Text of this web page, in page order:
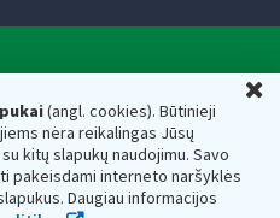
(angl. cookies). Būtinieji
nėra reikalingas Jūsų
kitų slapukų naudojimu. Savo
pakeisdami interneto naršyklės
Daugiau informacijos
kodas — 188659752,
Vilnius, Lietuva, el.paštas:
188659752
inspekciją prie Lietuvos